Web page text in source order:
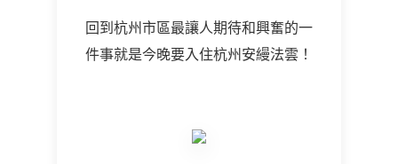
回到杭州市區最讓人期待和興奮的一
件事就是今晚要入住杭州安縵法雲！